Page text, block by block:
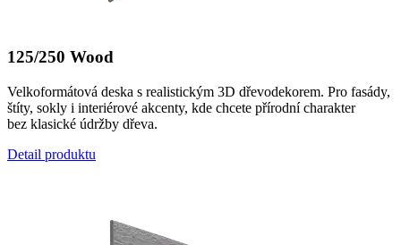
125/250 Wood
Velkoformátová deska s realistickým 3D dřevodekorem. Pro fasády,
štíty, sokly i interiérové akcenty, kde chcete přírodní charakter
bez klasické údržby dřeva.
Detail produktu